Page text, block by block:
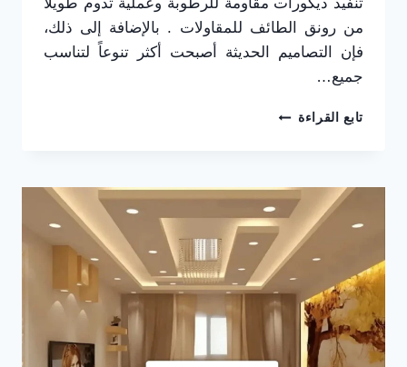
تنفيذ ديكورات مقاومة للرطوبة وعملية تدوم طويلاً
من رونق الطائف للمقاولات . بالإضافة إلى ذلك،
فإن التصاميم الحديثة أصبحت أكثر تنوعاً لتناسب
جميع…
تابع القراءة تركيب
ت:
0565725648
الواح
جبس
ضد
الطائف